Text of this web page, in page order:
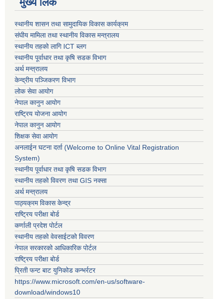
स्थानीय शासन तथा सामुदायिक विकास कार्यक्रम
संघीय मामिला तथा स्थानीय विकास मन्त्रालय
स्थानीय तहको लागि ICT ब्लग
स्थानीय पूर्वाधार तथा कृषि सडक विभाग
अर्थ मन्त्रालय
केन्द्रीय पञ्जिकरण विभाग
लोक सेवा आयोग
नेपाल कानुन आयोग
राष्ट्रिय योजना आयोग
नेपाल कानुन आयोग
शिक्षक सेवा आयोग
अनलाईन घटना दर्ता (Welcome to Online Vital Registration
System)
स्थानीय पूर्वाधार तथा कृषि सडक विभाग
स्थानीय तहको विवरण तथा GIS नक्सा
अर्थ मन्त्रालय
पाठ्यक्रम विकास केन्द्र
राष्ट्रिय परीक्षा बोर्ड
कर्णाली प्रदेश पोर्टल
स्थानीय तहको वेवसाईटको विवरण
नेपाल सरकारको आधिकारिक पोर्टल
राष्ट्रिय परीक्षा बोर्ड
प्रिती फन्ट बाट युनिकोड कन्भर्रटर
https://www.microsoft.com/en-us/software-
download/windows10